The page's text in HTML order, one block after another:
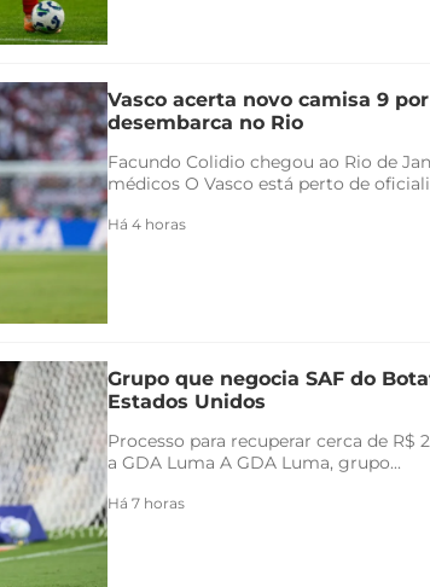
Vasco acerta novo camisa 9
desembarca no Rio
Facundo Colidio chegou ao Rio de
médicos O Vasco está perto de
Há 4 horas
Grupo que negocia SAF do
Estados Unidos
Processo para recuperar cerca de
a GDA Luma A GDA Luma, grupo...
Há 7 horas